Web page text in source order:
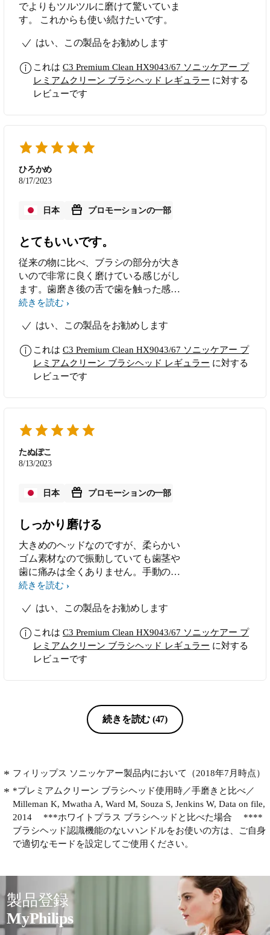
でよりもツルツルに磨けて驚いていま
す。 これからも使い続けたいです。
はい、この製品をお勧めします
これは C3 Premium Clean HX9043/67 ソニッケアー プ
レミアムクリーン ブラシヘッド レギュラー に対する
レビューです
ひろかめ
8/17/2023
日本 プロモーションの一部
とてもいいです。
従来の物に比べ、ブラシの部分が大き
いので非常に良く磨けている感じがし
ます。歯磨き後の舌で歯を触った感じ
もつるつるしていて、非常に気持ちが
続きを読む
はい、この製品をお勧めします
これは C3 Premium Clean HX9043/67 ソニッケアー プ
レミアムクリーン ブラシヘッド レギュラー に対する
レビューです
たぬぽこ
8/13/2023
日本 プロモーションの一部
しっかり磨ける
大きめのヘッドなのですが、柔らかい
ゴム素材なので振動していても歯茎や
歯に痛みは全くありません。手動の歯
ブラシでは取れない歯の隙間の汚れや
気持ちが良いです。大きめのヘッドが
残しがないです。歯医者に通っている
のですが、ソニッケアー プレミアム
クリーン ブラシヘッド レギュラーを
らいです。 デメリットはコストがか
続きを読む
はい、この製品をお勧めします
これは C3 Premium Clean HX9043/67 ソニッケアー プ
レミアムクリーン ブラシヘッド レギュラー に対する
レビューです
続きを読む (47)
フィリップス ソニッケアー製品内において（2018年7月時点）
*プレミアムクリーン ブラシヘッド使用時／手磨きと比べ／
Milleman K, Mwatha A, Ward M, Souza S, Jenkins W, Data on file,
2014 ***ホワイトプラス ブラシヘッドと比べた場合 ****
ブラシヘッド認識機能のないハンドルをお使いの方は、ご自身
で適切なモードを設定してご使用ください。
製品登録
MyPhilips